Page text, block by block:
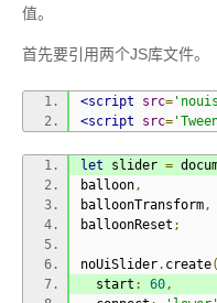
z-index : 5
left : -26px ;
transform- origin
}
width: 52px ;
height
transform-origin
opacity: var
y)) rotate var(--r
transition
值。
首先要引用两个JS库文件。
<script src=
<script
src=
let slider =
balloon,
balloonTransform,
balloonReset ;
noUiSlider. create(
start : 60,